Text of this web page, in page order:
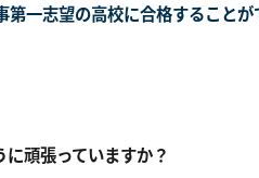
一志望の高校に合格することが
頑張っていますか？